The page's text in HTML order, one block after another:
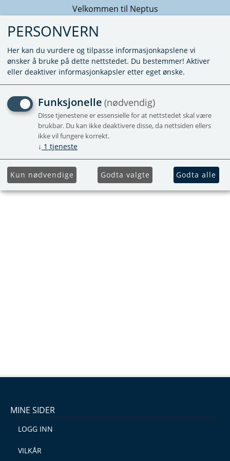
Velkommen til Neptus
KUNNE IKKE FINNE PRODUKTET
Forside
MINE SIDER
LOGG INN
VILKÅR
PERSONVERN
Her kan du vurdere og tilpasse informasjonkapslene vi
ønsker å bruke på dette nettstedet. Du bestemmer! Aktiver
eller deaktiver informasjonkapsler etter eget ønske.
Funksjonelle (nødvendig)
Disse tjenestene er essensielle for at nettstedet skal være
brukbar. Du kan ikke deaktivere disse, da nettsiden ellers
ikke vil fungere korrekt.
↓ 1 tjeneste
Kun nødvendige Godta valgte Godta alle